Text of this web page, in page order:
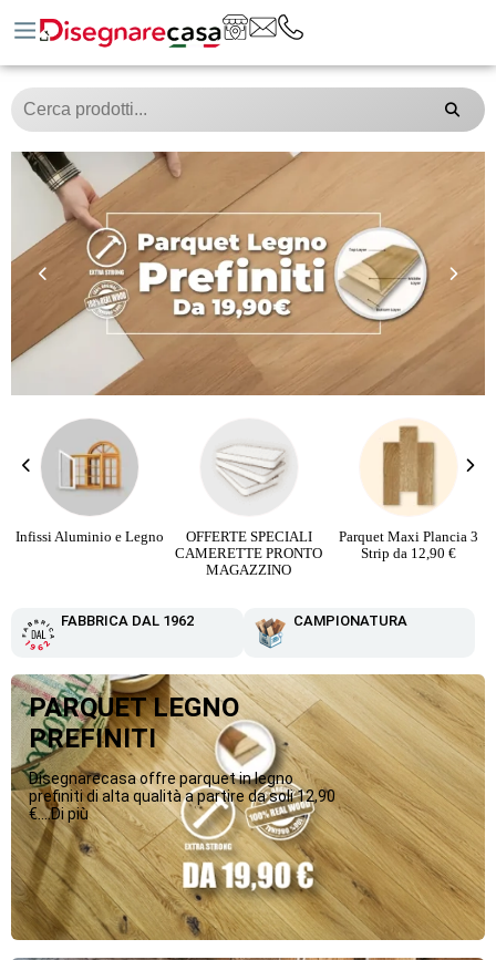
Infissi Aluminio e Legno
OFFERTE SPECIALI
CAMERETTE PRONTO
MAGAZZINO
Parquet Maxi Plancia 3
Strip da 12,90 €
FABBRICA DAL 1962 CAMPIONATURA
PARQUET LEGNO
PREFINITI
Disegnarecasa offre parquet in legno
prefiniti di alta qualità a partire da soli 12,90
€....Di più